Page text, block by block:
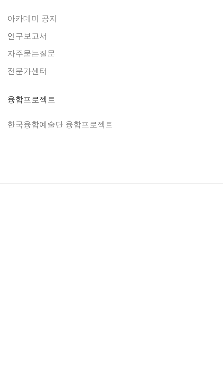
아카데미 공지
연구보고서
자주묻는질문
전문가센터
융합프로젝트
한국융합예술단 융합프로젝트